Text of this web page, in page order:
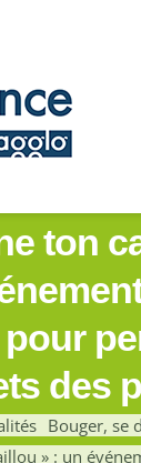
ton
des
Bouger, se
» : un